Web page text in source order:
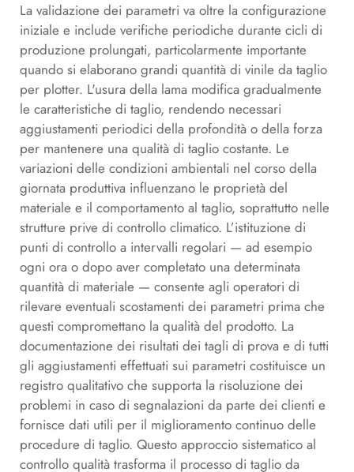
La validazione dei parametri va oltre la configurazione
iniziale e include verifiche periodiche durante cicli di
produzione prolungati, particolarmente importante
quando si elaborano grandi quantità di vinile da taglio
per plotter. L'usura della lama modifica gradualmente
le caratteristiche di taglio, rendendo necessari
aggiustamenti periodici della profondità o della forza
per mantenere una qualità di taglio costante. Le
variazioni delle condizioni ambientali nel corso della
giornata produttiva influenzano le proprietà del
materiale e il comportamento al taglio, soprattutto nelle
strutture prive di controllo climatico. L’istituzione di
punti di controllo a intervalli regolari — ad esempio
ogni ora o dopo aver completato una determinata
quantità di materiale — consente agli operatori di
rilevare eventuali scostamenti dei parametri prima che
questi compromettano la qualità del prodotto. La
documentazione dei risultati dei tagli di prova e di tutti
gli aggiustamenti effettuati sui parametri costituisce un
registro qualitativo che supporta la risoluzione dei
problemi in caso di segnalazioni da parte dei clienti e
fornisce dati utili per il miglioramento continuo delle
procedure di taglio. Questo approccio sistematico al
controllo qualità trasforma il processo di taglio da